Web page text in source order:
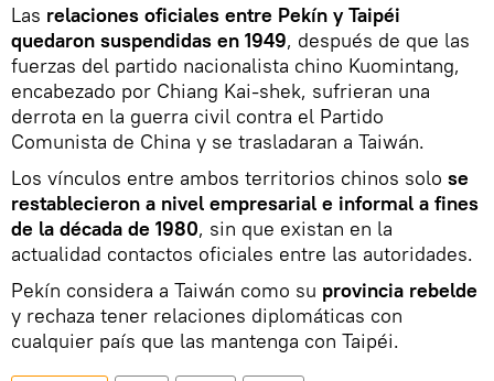
Las relaciones oficiales entre Pekín y Taipéi
quedaron suspendidas en 1949, después de que las
fuerzas del partido nacionalista chino Kuomintang,
encabezado por Chiang Kai-shek, sufrieran una
derrota en la guerra civil contra el Partido
Comunista de China y se trasladaran a Taiwán.
Los vínculos entre ambos territorios chinos solo se
restablecieron a nivel empresarial e informal a fines
de la década de 1980, sin que existan en la
actualidad contactos oficiales entre las autoridades.
Pekín considera a Taiwán como su provincia rebelde
y rechaza tener relaciones diplomáticas con
cualquier país que las mantenga con Taipéi.